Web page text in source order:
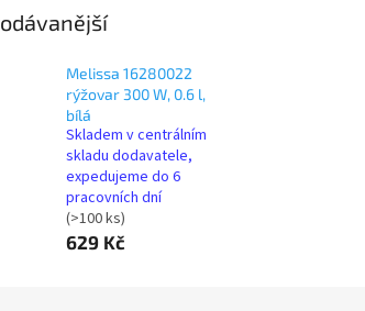
Melissa 16280022
rýžovar 300 W, 0.6 l,
bílá
Skladem v centrálním
skladu dodavatele,
expedujeme do 6
pracovních dní
(>100 ks)
629 Kč